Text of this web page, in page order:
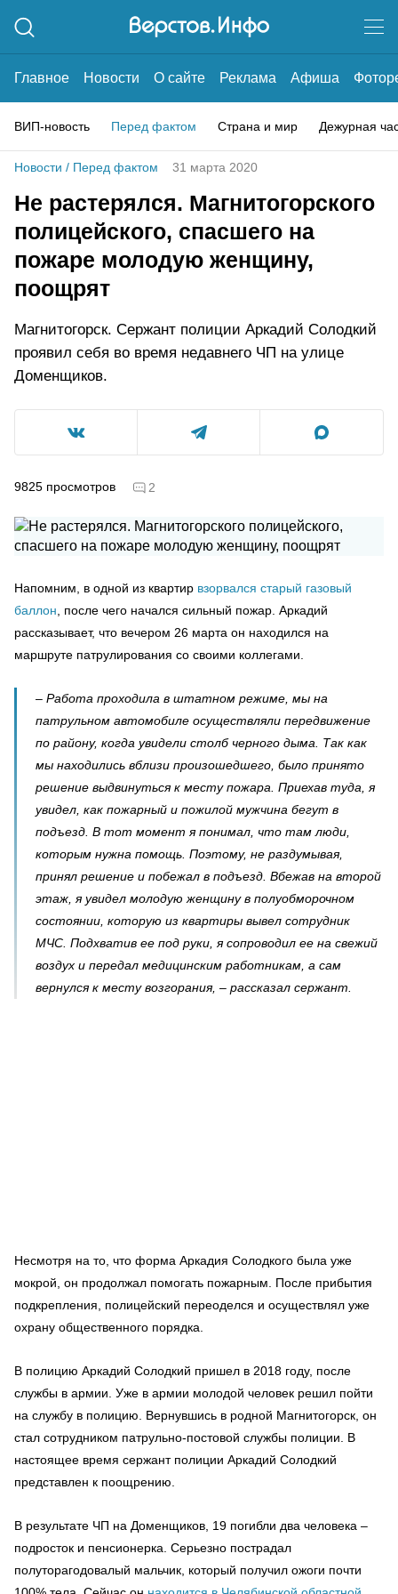
Главное Новости О сайте Реклама Афиша
ВИП-новость Перед фактом Страна и мир Дежурная
Новости / Перед фактом 31 марта 2020
Не растерялся. Магнитогорского
полицейского, спасшего на
пожаре молодую женщину,
поощрят
Магнитогорск. Сержант полиции Аркадий Солодкий
проявил себя во время недавнего ЧП на улице
Доменщиков.
9825 просмотров 2
Напомним, в одной из квартир взорвался старый газовый
баллон , после чего начался сильный пожар. Аркадий
рассказывает, что вечером 26 марта он находился на
маршруте патрулирования со своими коллегами.
– Работа проходила в штатном режиме, мы на
патрульном автомобиле осуществляли передвижение
по району, когда увидели столб черного дыма. Так как
мы находились вблизи произошедшего, было принято
решение выдвинуться к месту пожара. Приехав туда, я
увидел, как пожарный и пожилой мужчина бегут в
подъезд. В тот момент я понимал, что там люди,
которым нужна помощь. Поэтому, не раздумывая,
принял решение и побежал в подъезд. Вбежав на второй
этаж, я увидел молодую женщину в полуобморочном
состоянии, которую из квартиры вывел сотрудник
МЧС. Подхватив ее под руки, я сопроводил ее на свежий
воздух и передал медицинским работникам, а сам
вернулся к месту возгорания, – рассказал сержант.
Несмотря на то, что форма Аркадия Солодкого была уже
мокрой, он продолжал помогать пожарным. После прибытия
подкрепления, полицейский переоделся и осуществлял уже
охрану общественного порядка.
В полицию Аркадий Солодкий пришел в 2018 году, после
службы в армии. Уже в армии молодой человек решил пойти
на службу в полицию. Вернувшись в родной Магнитогорск, он
стал сотрудником патрульно-постовой службы полиции. В
настоящее время сержант полиции Аркадий Солодкий
представлен к поощрению.
В результате ЧП на Доменщиков, 19 погибли два человека –
подросток и пенсионерка. Серьезно пострадал
полуторагодовалый мальчик, который получил ожоги почти